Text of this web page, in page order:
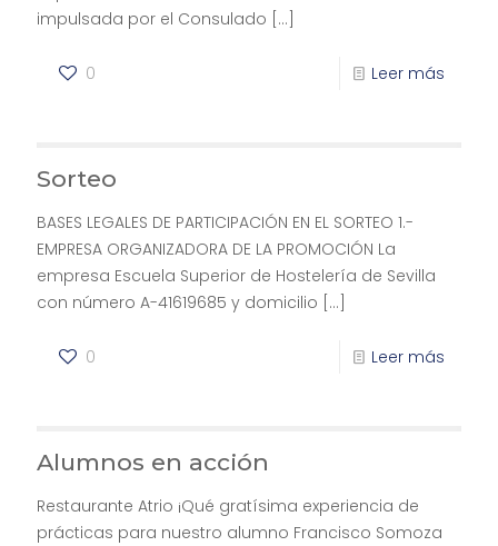
impulsada por el Consulado […]
0 Leer más
Sorteo
BASES LEGALES DE PARTICIPACIÓN EN EL SORTEO 1.-
EMPRESA ORGANIZADORA DE LA PROMOCIÓN La
empresa Escuela Superior de Hostelería de Sevilla
con número A-41619685 y domicilio […]
0 Leer más
Alumnos en acción
Restaurante Atrio ¡Qué gratísima experiencia de
prácticas para nuestro alumno Francisco Somoza